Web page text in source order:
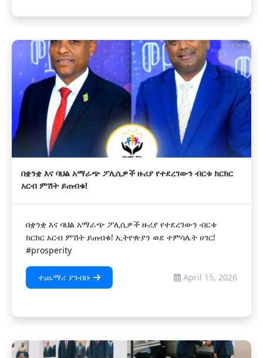
በቋንቋ እና ባህል አማራጭ ፖሊሲዎች ዙሪያ የተደረገውን ብርቱ ክርክር
አርብ ምሽት ይጠብቁ!
በቋንቋ እና ባህል አማራጭ ፖሊሲዎች ዙሪያ የተደረገውን ብርቱ
ክርክር አርብ ምሽት ይጠብቁ! ኢትዮጵያን ወደ ተምሳሌት ሀገር!
#prosperity
ተጨማሪ ያንብቡ April 15, 2026